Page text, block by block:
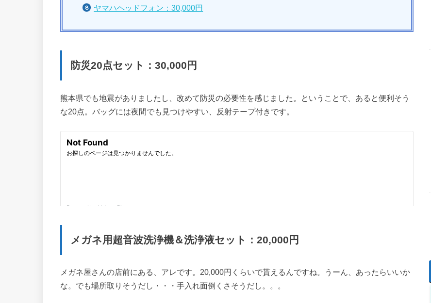
ヤマハヘッドフォン：30,000円
防災20点セット：30,000円
熊本県でも地震がありましたし、改めて防災の必要性を感じました。ということで、あると便利そう
な20点。バッグには夜間でも見つけやすい、反射テープ付きです。
メガネ用超音波洗浄機＆洗浄液セット：20,000円
メガネ屋さんの店前にある、アレです。20,000円くらいで貰えるんですね。うーん、あったらいいか
な。でも場所取りそうだし・・・手入れ面倒くさそうだし。。。